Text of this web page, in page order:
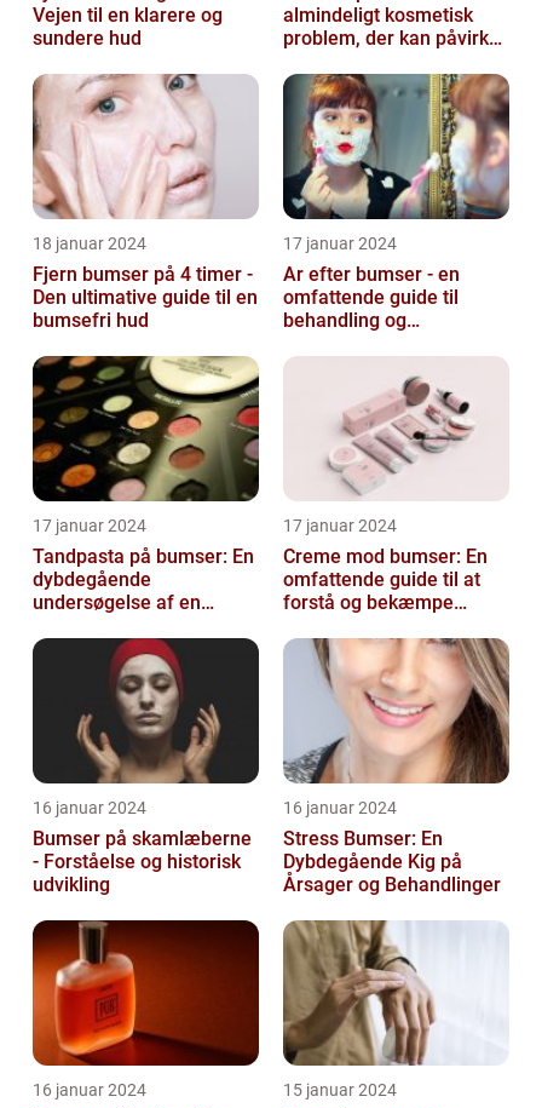
Vejen til en klarere og
sundere hud
almindeligt kosmetisk
problem, der kan påvirke
18 januar 2024
Fjern bumser på 4 timer -
Den ultimative guide til en
bumsefri hud
17 januar 2024
Ar efter bumser - en
omfattende guide til
behandling og
17 januar 2024
Tandpasta på bumser: En
dybdegående
undersøgelse af en
skønhedsanbefaling
17 januar 2024
Creme mod bumser: En
omfattende guide til at
forstå og bekæmpe
16 januar 2024
Bumser på skamlæberne
- Forståelse og historisk
udvikling
16 januar 2024
Stress Bumser: En
Dybdegående Kig på
Årsager og Behandlinger
16 januar 2024 15 januar 2024